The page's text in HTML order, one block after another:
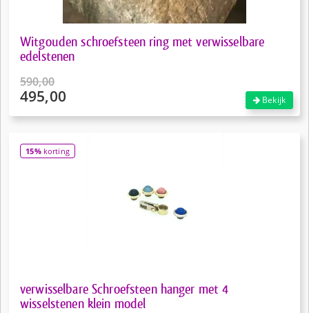
Witgouden schroefsteen ring met verwisselbare
edelstenen
590,00
Oorspronkelijke
495,00
is:
€495,00.
Bekijk
15%korting
verwisselbare Schroefsteen hanger met 4
wisselstenen klein model